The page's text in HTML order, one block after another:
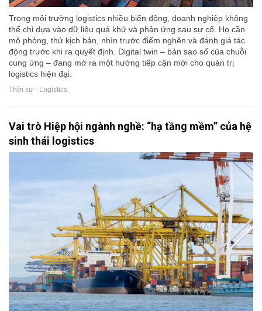
Trong môi trường logistics nhiều biến động, doanh nghiệp không
thể chỉ dựa vào dữ liệu quá khứ và phản ứng sau sự cố. Họ cần
mô phỏng, thử kịch bản, nhìn trước điểm nghẽn và đánh giá tác
động trước khi ra quyết định. Digital twin – bản sao số của chuỗi
cung ứng – đang mở ra một hướng tiếp cận mới cho quản trị
logistics hiện đại.
Thời sự - Logistics
Vai trò Hiệp hội ngành nghề: “hạ tầng mềm” của hệ
sinh thái logistics